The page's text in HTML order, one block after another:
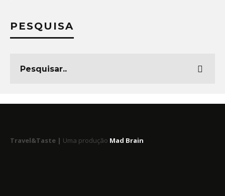
PESQUISA
Travel&Taste | Uma produção Mad Brain